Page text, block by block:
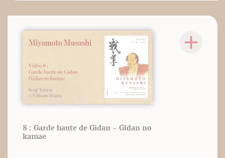
8 : Garde haute de Gidan - Gidan no
kamae